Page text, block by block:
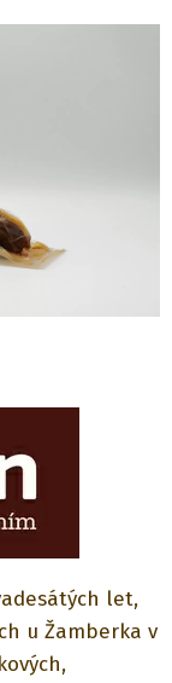
let,
u Žamberka v